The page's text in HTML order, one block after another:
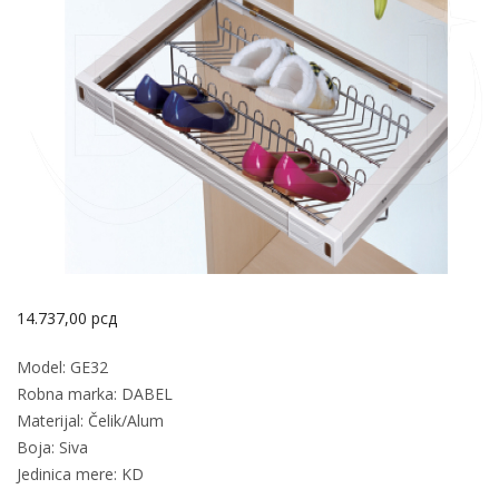
14.737,00 рсд
Model: GE32
Robna marka: DABEL
Materijal: Čelik/Alum
Boja: Siva
Jedinica mere: KD